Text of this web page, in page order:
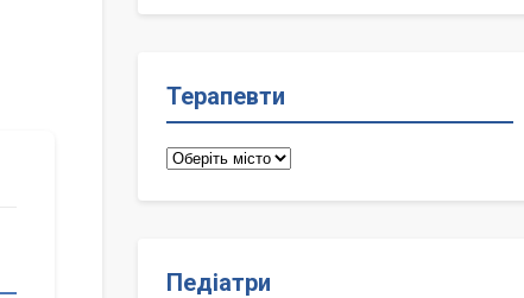
Терапевти
Терапевти
Педіатри